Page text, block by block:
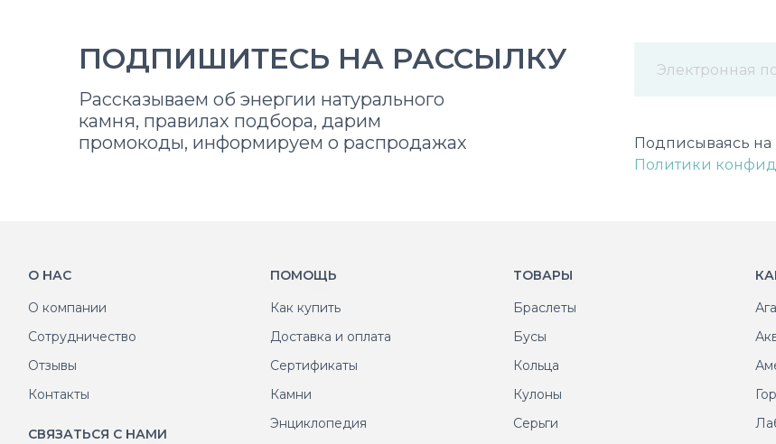
ПОДПИШИТЕСЬ НА РАССЫЛКУ
Рассказываем об энергии натурального
камня, правилах подбора, дарим
промокоды, информируем о распродажах
Подписываясь на
Политики
О НАС
О компании
Сотрудничество
Отзывы
Контакты
СВЯЗАТЬСЯ С НАМИ
ПОМОЩЬ
Как купить
Доставка и оплата
Сертификаты
Камни
Энциклопедия
ТОВАРЫ
Браслеты
Бусы
Кольца
Кулоны
Серьги